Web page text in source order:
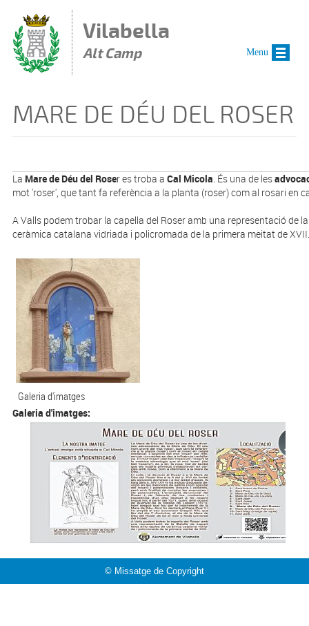
Vilabella
Alt Camp
MARE DE DÉU DEL ROSER
La Mare de Déu del Roser es troba a Cal Micola. És una de les
mot 'roser', que tant fa referència a la planta (roser) com al rosari en
A Valls podem trobar la capella del Roser amb una representació de
ceràmica catalana vidriada i policromada de la primera meitat de XVII.
Galeria d'imatges
Galeria d'imatges:
© Missatge de Copyright
Menu